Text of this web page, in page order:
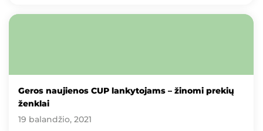
Geros naujienos CUP lankytojams – žinomi prekių
ženklai
19 balandžio, 2021